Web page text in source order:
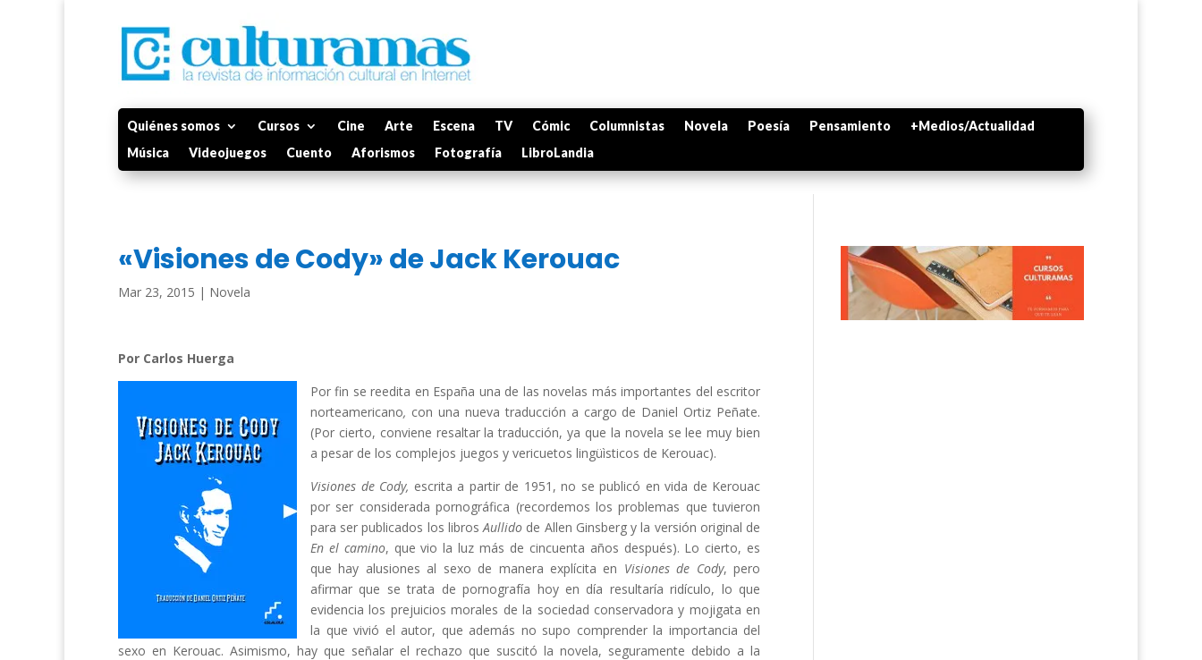
Quiénes somos Cursos Cine Arte Escena TV Cómic Columnistas Novela Poesía Pensamiento
+Medios/Actualidad
Música
Videojuegos Cuento Aforismos Fotografía LibroLandia
«Visiones de Cody» de Jack Kerouac
Mar 23, 2015 | Novela
Por Carlos Huerga
Por fin se reedita en España una de las novelas más importantes del escritor
norteamericano, con una nueva traducción a cargo de Daniel Ortiz Peñate.
(Por cierto, conviene resaltar la traducción, ya que la novela se lee muy bien
a pesar de los complejos juegos y vericuetos lingüìsticos de Kerouac).
Visiones de Cody, escrita a partir de 1951, no se publicó en vida de Kerouac
por ser considerada pornográfica (recordemos los problemas que tuvieron
para ser publicados los librosAullido de Allen Ginsberg y la versión original de
En el camino, que vio la luz más de cincuenta años después). Lo cierto, es
que hay alusiones al sexo de manera explícita en Visiones de Cody, pero
afirmar que se trata de pornografía hoy en día resultaría ridículo, lo que
evidencia los prejuicios morales de la sociedad conservadora y mojigata en
la que vivió el autor, que además no supo comprender la importancia del
sexo en Kerouac. Asimismo, hay que señalar el rechazo que suscitó la novela, seguramente debido a la